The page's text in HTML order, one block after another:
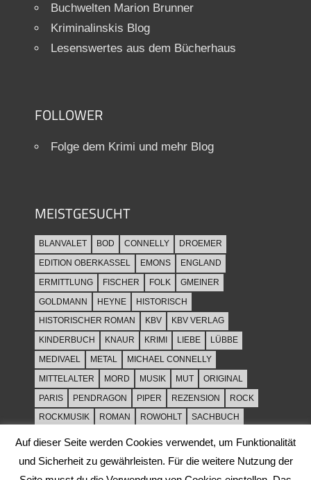
Buchwelten Marion Brunner
Kriminalinskis Blog
Lesenswertes aus dem Bücherhaus
FOLLOWER
Folge dem Krimi und mehr Blog
MEISTGESUCHT
BLANVALET BOD CONNELLY
DROEMER
EDITION OBERKASSEL
EMONS
ENGLAND
ERMITTLUNG
FISCHER FOLK
GMEINER
GOLDMANN
HEYNE
HISTORISCH
HISTORISCHER ROMAN
KBV
KBV VERLAG
KINDERBUCH
KNAUR KRIMI LIEBE
LÜBBE
MEDIVAEL
METAL
MICHAEL CONNELLY
MITTELALTER
MORD MUSIK MUT
ORIGINAL
PARIS
PENDRAGON PIPER REZENSION
ROCK
ROCKMUSIK
ROMAN ROWOHLT
SACHBUCH
SPANNUNG
SYLT THRILLER
ULLSTEIN
WEIHNACHT
Auf dieser Seite werden Cookies verwendet, um Funktionalität
und Sicherheit zu gewährleisten. Für die weitere Nutzung der